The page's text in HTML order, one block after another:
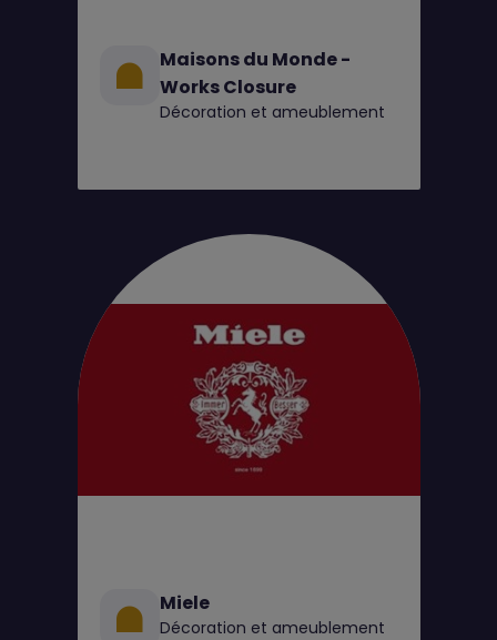
Maisons du Monde -
Works Closure
Décoration et ameublement
Miele
Décoration et ameublement